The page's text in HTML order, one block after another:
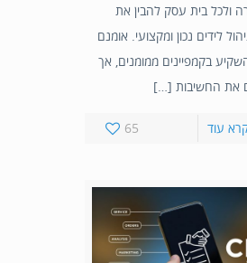
ולכל בית עסק להבין את
לידים נכון ומקצועי. אומנם
בקמפיינים ממומנים, אך
את החשיבות […]
65 עוד